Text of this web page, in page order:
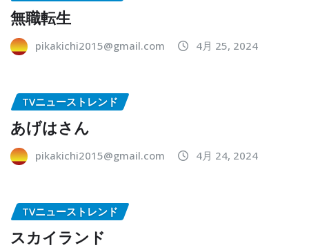
無職転生
pikakichi2015@gmail.com 4月 25, 2024
TVニューストレンド
あげはさん
pikakichi2015@gmail.com 4月 24, 2024
TVニューストレンド
スカイランド